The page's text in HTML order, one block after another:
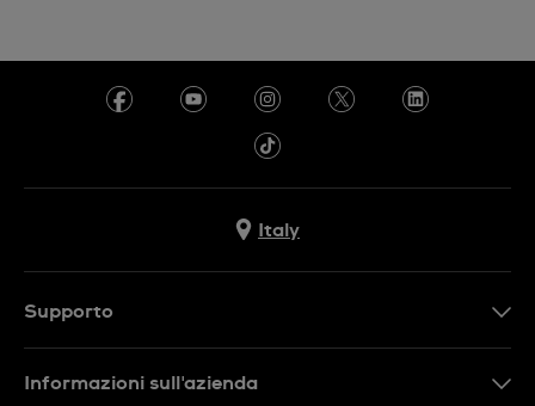
Italy
Supporto
Informazioni sull'azienda